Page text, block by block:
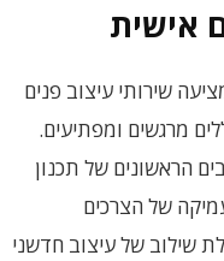
אישית
שירותי עיצוב פנים
מרגשים ומפתיעים.
הראשונים של תכנון
של הצרכים
שילוב של עיצוב חדשני